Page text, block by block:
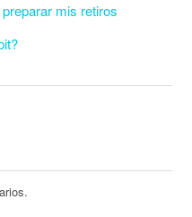
mis retiros